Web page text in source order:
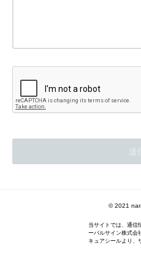
© 2021
当サイトでは、通信
ーバルサイン株式会
キュアシールより、